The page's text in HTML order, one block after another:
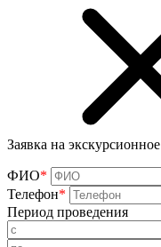
Заявка на
ФИО*
Телефон*
Период проведения